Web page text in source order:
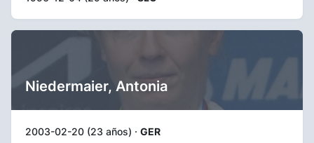
Niedermaier, Antonia
2003-02-20 (23 años) · GER